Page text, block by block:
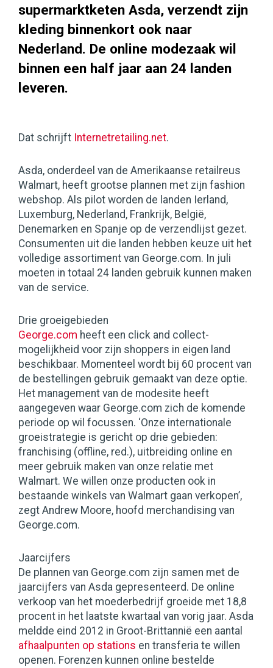
supermarktketen Asda, verzendt zijn
kleding binnenkort ook naar
Nederland. De online modezaak wil
binnen een half jaar aan 24 landen
leveren.
Dat schrijft Internetretailing.net.
Asda, onderdeel van de Amerikaanse retailreus
Walmart, heeft grootse plannen met zijn fashion
webshop. Als pilot worden de landen Ierland,
Luxemburg, Nederland, Frankrijk, België,
Denemarken en Spanje op de verzendlijst gezet.
Consumenten uit die landen hebben keuze uit het
volledige assortiment van George.com. In juli
moeten in totaal 24 landen gebruik kunnen maken
van de service.
Drie groeigebieden
George.com heeft een click and collect-
mogelijkheid voor zijn shoppers in eigen land
beschikbaar. Momenteel wordt bij 60 procent van
de bestellingen gebruik gemaakt van deze optie.
Het management van de modesite heeft
aangegeven waar George.com zich de komende
periode op wil focussen. ‘Onze internationale
groeistrategie is gericht op drie gebieden:
franchising (offline, red.), uitbreiding online en
meer gebruik maken van onze relatie met
Walmart. We willen onze producten ook in
bestaande winkels van Walmart gaan verkopen’,
zegt Andrew Moore, hoofd merchandising van
George.com.
Jaarcijfers
De plannen van George.com zijn samen met de
jaarcijfers van Asda gepresenteerd. De online
verkoop van het moederbedrijf groeide met 18,8
procent in het laatste kwartaal van vorig jaar. Asda
meldde eind 2012 in Groot-Brittannië een aantal
afhaalpunten op stations en transferia te willen
openen. Forenzen kunnen online bestelde